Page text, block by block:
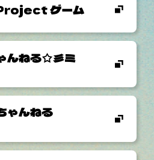
ゲーム
んねる☆彡ミ
ゃんねる